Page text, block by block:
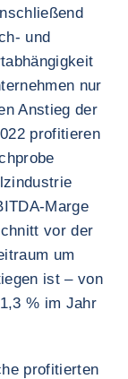
und
nur
Anstieg der
profitieren
Marge
vor der
um
ist – von
% im Jahr
profitierten